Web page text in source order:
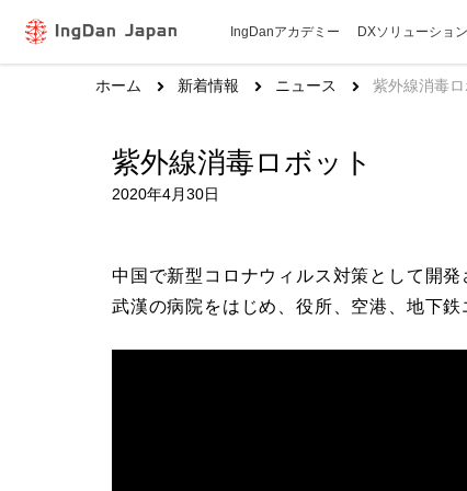
IngDanアカデミー DXソリューション
ホーム 新着情報 ニュース 紫外線消毒ロ
紫外線消毒ロボット
2020年4月30日
中国で新型コロナウィルス対策として開発
武漢の病院をはじめ、役所、空港、地下鉄